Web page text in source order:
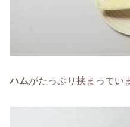
ハムがたっぷり挟まってい